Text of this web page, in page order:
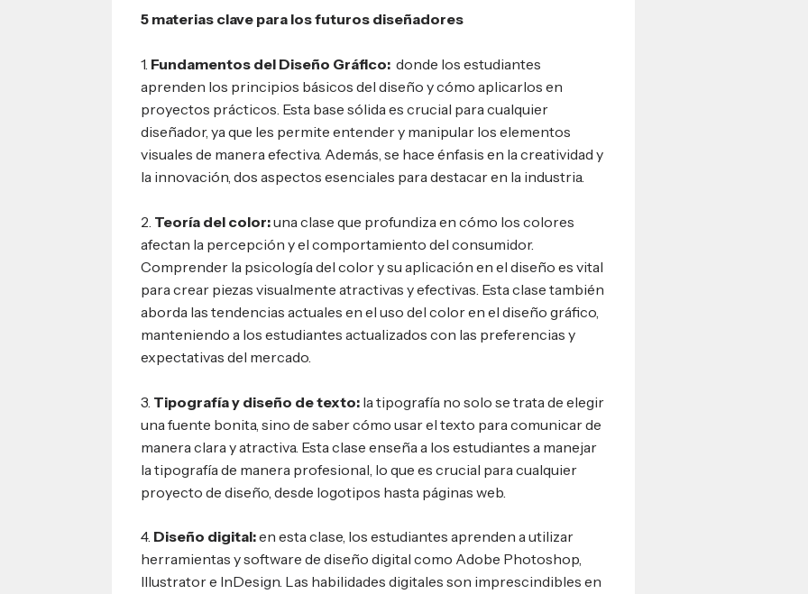
5 materias clave para los futuros diseñadores
1. Fundamentos del Diseño Gráfico: donde los estudiantes
aprenden los principios básicos del diseño y cómo aplicarlos en
proyectos prácticos. Esta base sólida es crucial para cualquier
diseñador, ya que les permite entender y manipular los elementos
visuales de manera efectiva. Además, se hace énfasis en la creatividad y
la innovación, dos aspectos esenciales para destacar en la industria.
2. Teoría del color:una clase que profundiza en cómo los colores
afectan la percepción y el comportamiento del consumidor.
Comprender la psicología del color y su aplicación en el diseño es vital
para crear piezas visualmente atractivas y efectivas. Esta clase también
aborda las tendencias actuales en el uso del color en el diseño gráfico,
manteniendo a los estudiantes actualizados con las preferencias y
expectativas del mercado.
3. Tipografía y diseño de texto: la tipografía no solo se trata de elegir
una fuente bonita, sino de saber cómo usar el texto para comunicar de
manera clara y atractiva. Esta clase enseña a los estudiantes a manejar
la tipografía de manera profesional, lo que es crucial para cualquier
proyecto de diseño, desde logotipos hasta páginas web.
4. Diseño digital:en esta clase, los estudiantes aprenden a utilizar
herramientas y software de diseño digital como Adobe Photoshop,
Illustrator e InDesign. Las habilidades digitales son imprescindibles en